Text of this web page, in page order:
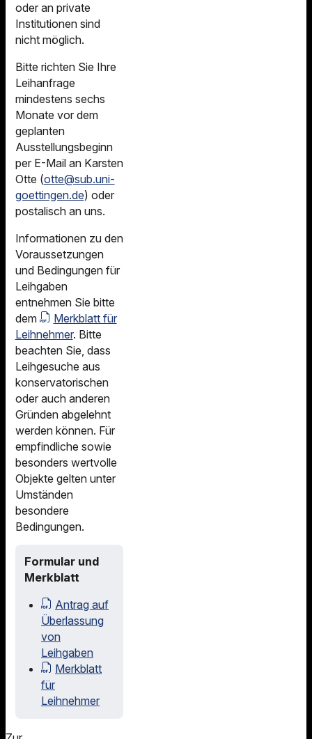
oder an private
Institutionen sind
nicht möglich.
Bitte richten Sie Ihre
Leihanfrage
mindestens sechs
Monate vor dem
geplanten
Ausstellungsbeginn
per E-Mail an Karsten
Otte (otte@sub.uni-
goettingen.de) oder
postalisch an uns.
Informationen zu den
Voraussetzungen
und Bedingungen für
Leihgaben
entnehmen Sie bitte
dem
Merkblatt für
Leihnehmer. Bitte
beachten Sie, dass
Leihgesuche aus
konservatorischen
oder auch anderen
Gründen abgelehnt
werden können. Für
empfindliche sowie
besonders wertvolle
Objekte gelten unter
Umständen
besondere
Bedingungen.
Formular und
Merkblatt
Antrag auf
Überlassung
von
Leihgaben
Merkblatt
für
Leihnehmer